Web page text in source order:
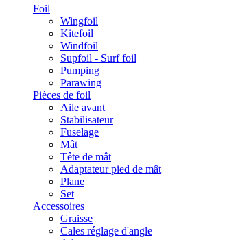
Foil
Wingfoil
Kitefoil
Windfoil
Supfoil - Surf foil
Pumping
Parawing
Pièces de foil
Aile avant
Stabilisateur
Fuselage
Mât
Tête de mât
Adaptateur pied de mât
Plane
Set
Accessoires
Graisse
Cales réglage d'angle